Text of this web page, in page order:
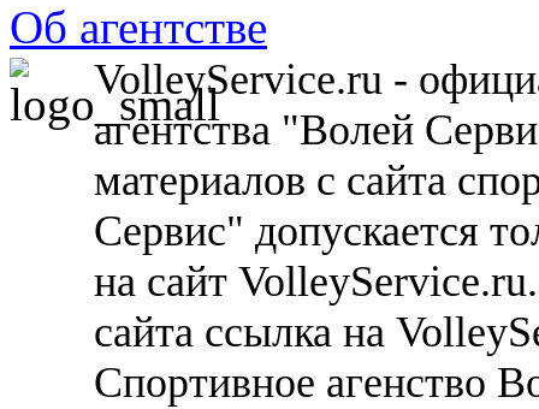
Об агентстве
VolleyService.ru -
агентства "Волей
материалов с сайта
Сервис" допускается
на сайт
сайта ссылка на
Спортивное агенство